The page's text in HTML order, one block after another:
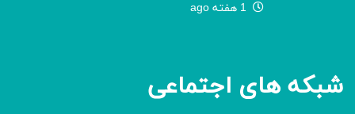
1 هفته ago
شبکه های اجتماعی